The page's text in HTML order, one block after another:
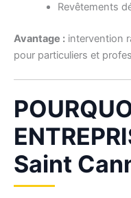
Revêtements
Avantage : intervention
pour particuliers et
Saint